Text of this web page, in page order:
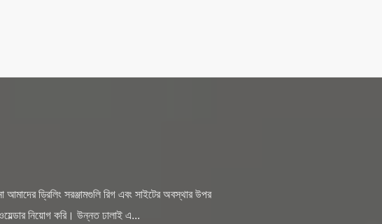
ড্রিলিং সরঞ্জামগুলি রিগ এবং সাইটের অবস্থার উপর